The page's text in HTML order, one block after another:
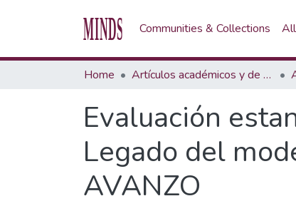
Communities & Collections
Home Artículos académicos y de opinión
Evaluación
Legado del
AVANZO